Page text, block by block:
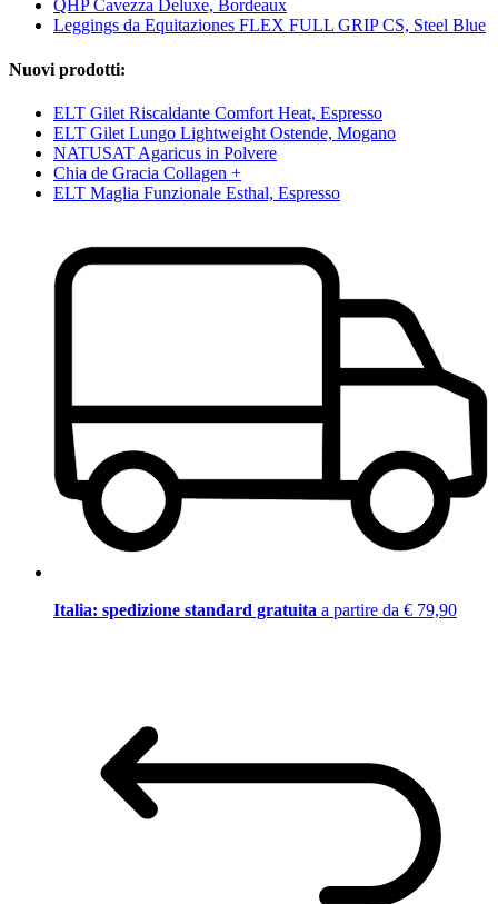
QHP Cavezza Deluxe, Bordeaux
Leggings da Equitaziones FLEX FULL GRIP CS, Steel Blue
Nuovi prodotti:
ELT Gilet Riscaldante Comfort Heat, Espresso
ELT Gilet Lungo Lightweight Ostende, Mogano
NATUSAT Agaricus in Polvere
Chia de Gracia Collagen +
ELT Maglia Funzionale Esthal, Espresso
Italia: spedizione standard gratuita a partire da € 79,90